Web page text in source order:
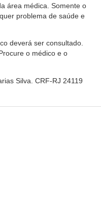
área médica. Somente o
problema de saúde e
deverá ser consultado.
o médico e o
Silva. CRF-RJ 24119